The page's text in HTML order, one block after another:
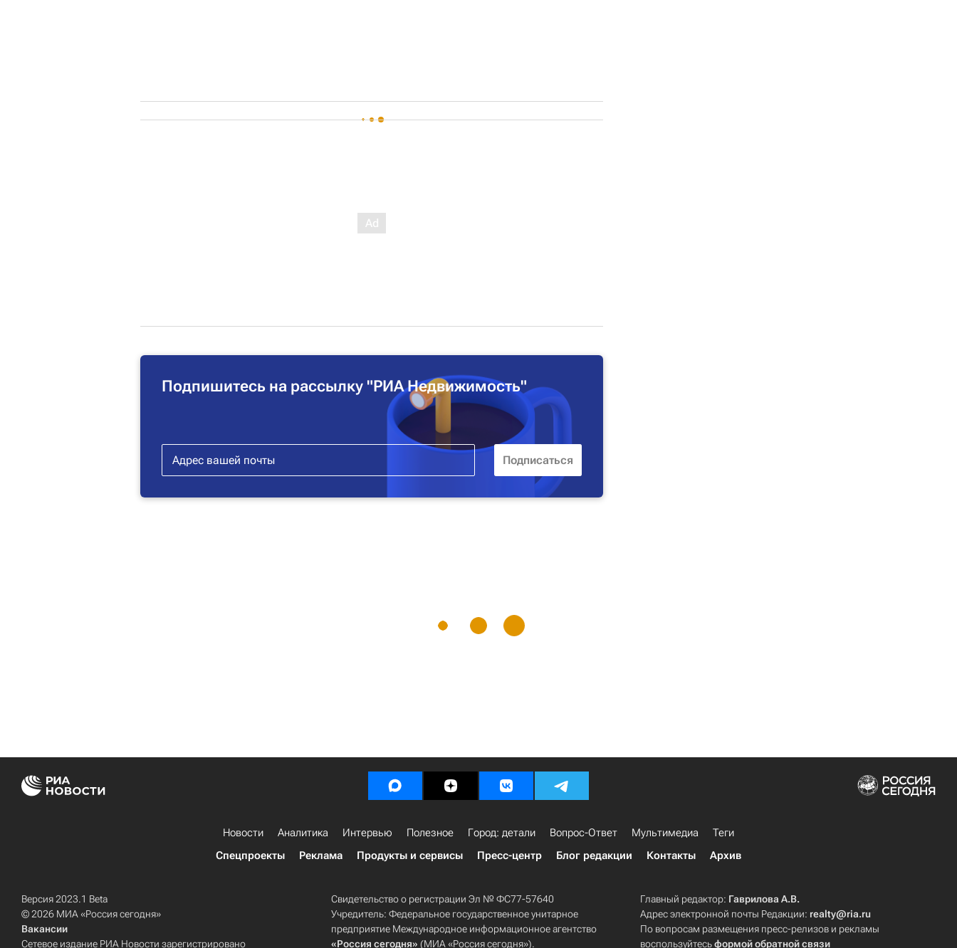
Подпишитесь на рассылку "РИА Недвижимость"
Новости Аналитика Интервью Полезное Город: детали Вопрос-Ответ Мультимедиа
Теги
Спецпроекты
Реклама Продукты и сервисы Пресс-центр Блог редакции Контакты Архив
Версия 2023.1 Beta
© 2026 МИА «Россия сегодня»
Вакансии
Сетевое издание РИА Новости зарегистрировано
Свидетельство о регистрации Эл № ФС77-57640
Учредитель: Федеральное государственное унитарное
предприятие Международное информационное агентство
«Россия сегодня» (МИА «Россия сегодня»).
Главный редактор: Гаврилова А.В.
Адрес электронной почты Редакции: realty@ria.ru
По вопросам размещения пресс-релизов и рекламы
воспользуйтесьформой обратной связи